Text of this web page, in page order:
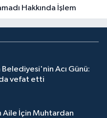
Hakkında İşlem
Belediyesi'nin Acı Günü:
vefat etti
Aile İçin Muhtardan